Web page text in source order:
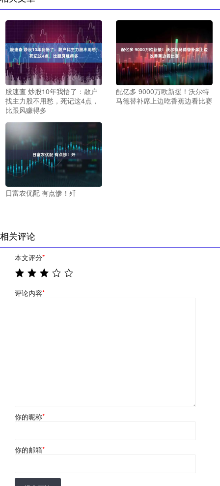
股速查 炒股10年我悟了：散户
找主力股不用愁，死记这4点，
比跟风赚得多
配亿多 9000万欧新援！沃尔特
马德替补席上边吃香蕉边看比赛
日富农优配 有点惨！歼
相关评论
本文评分*
评论内容*
你的昵称*
你的邮箱*